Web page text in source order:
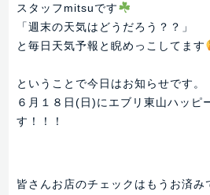
スタッフmitsuです
「週末の天気はどうだろう？？」
と毎日天気予報と睨めっこしてます
ということで今日はお知らせです。
６月１８日(日)にエブリ東山ハッピ
す！！！
皆さんお店のチェックはもうお済み